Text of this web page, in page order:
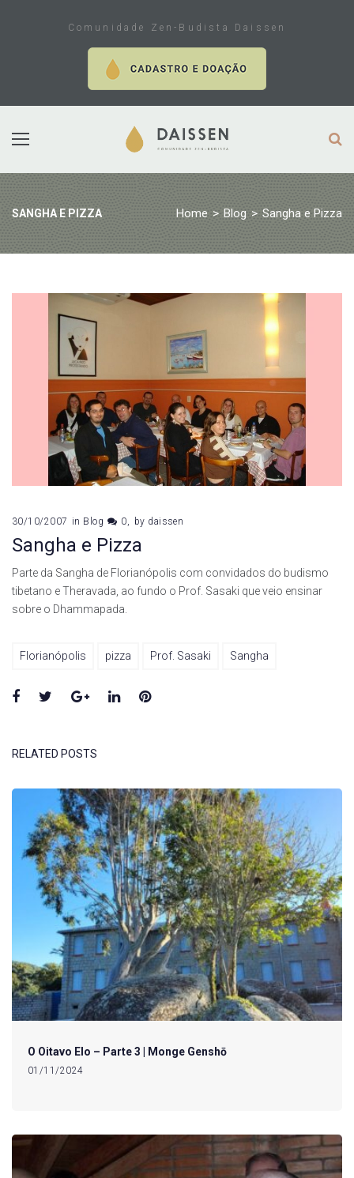
Comunidade Zen-Budista Daissen
SANGHA E PIZZA Home > Blog > Sangha e Pizza
30/10/2007 in Blog 0 by daissen
Sangha e Pizza
Parte da Sangha de Florianópolis com convidados do budismo
tibetano e Theravada, ao fundo o Prof. Sasaki que veio ensinar
sobre o Dhammapada.
Florianópolis pizza Prof. Sasaki Sangha
Facebook
TwitterGoogle+LinkedInPinterest
RELATED POSTS
O Oitavo Elo – Parte 3 | Monge Genshō
01/11/2024